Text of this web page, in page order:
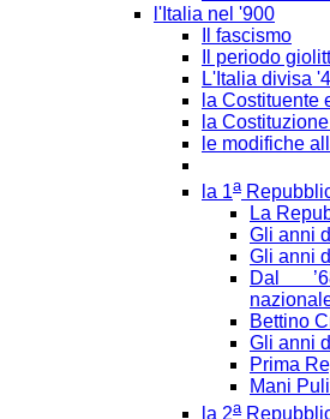
l'Italia nel '900
Il fascismo
Il periodo
L'Italia divisa
la Costituente
la
le modifiche
la 1a
La
Gli anni
Gli anni
Dal
Bettino
Gli anni
Prima
Mani
la 2a